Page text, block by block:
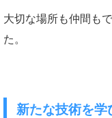
大切な場所も仲間も
た。
新たな技術を学